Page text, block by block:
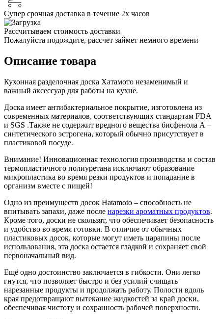
Супер срочная доставка в течение 2х часов
Рассчитываем стоимость доставки
Пожалуйста подождите, рассчет займет немного времени
Описание товара
Кухонная разделочная доска Хатамото незаменимый и
важный аксессуар для работы на кухне.
Доска имеет антибактериальное покрытие, изготовлена из
современных материалов, соответствующих стандартам FDA
и SGS .Также не содержит вредного вещества бисфенола А –
синтетического эстрогена, который обычно присутствует в
пластиковой посуде.
Внимание! Инновационная технология производства и состав
термопластичного полиуретана исключают образование
микропластика во время резки продуктов и попадание в
организм вместе с пищей!
Одно из преимуществ досок Hatamoto – способность не
впитывать запахи, даже после нарезки ароматных продуктов.
Кроме того, доски не скользят, что обеспечивает безопасность
и удобство во время готовки. В отличие от обычных
пластиковых досок, которые могут иметь царапины после
использования, эта доска остается гладкой и сохраняет свой
первоначальный вид.
Ещё одно достоинство заключается в гибкости. Они легко
гнутся, что позволяет быстро и без усилий счищать
нарезанные продукты и продолжать работу. Полости вдоль
края предотвращают вытекание жидкостей за край доски,
обеспечивая чистоту и сохранность рабочей поверхности.